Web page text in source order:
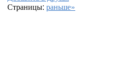
Страницы: раньше»